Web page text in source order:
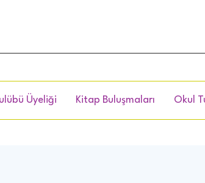
Üyeliği Kitap Buluşmaları Okul